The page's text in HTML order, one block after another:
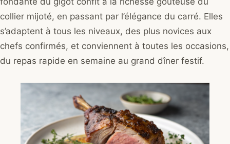
collier mijoté, en passant par l’élégance du carré. Elles
s’adaptent à tous les niveaux, des plus novices aux
chefs confirmés, et conviennent à toutes les occasions,
du repas rapide en semaine au grand dîner festif.